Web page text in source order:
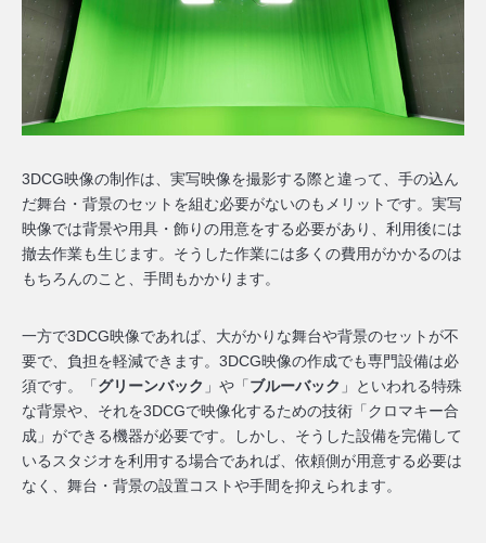
3DCG映像の制作は、実写映像を撮影する際と違って、手の込ん
だ舞台・背景のセットを組む必要がないのもメリットです。実写
映像では背景や用具・飾りの用意をする必要があり、利用後には
撤去作業も生じます。そうした作業には多くの費用がかかるのは
もちろんのこと、手間もかかります。
一方で3DCG映像であれば、大がかりな舞台や背景のセットが不
要で、負担を軽減できます。3DCG映像の作成でも専門設備は必
須です。「グリーンバック 」や「ブルーバック 」といわれる特殊
な背景や、それを3DCGで映像化するための技術「クロマキー合
成」ができる機器が必要です。しかし、そうした設備を完備して
いるスタジオを利用する場合であれば、依頼側が用意する必要は
なく、舞台・背景の設置コストや手間を抑えられます。